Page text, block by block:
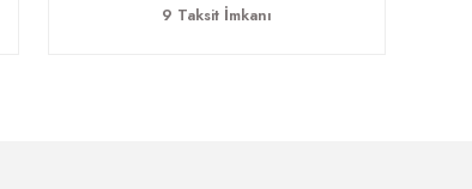
9 Taksit İmkanı